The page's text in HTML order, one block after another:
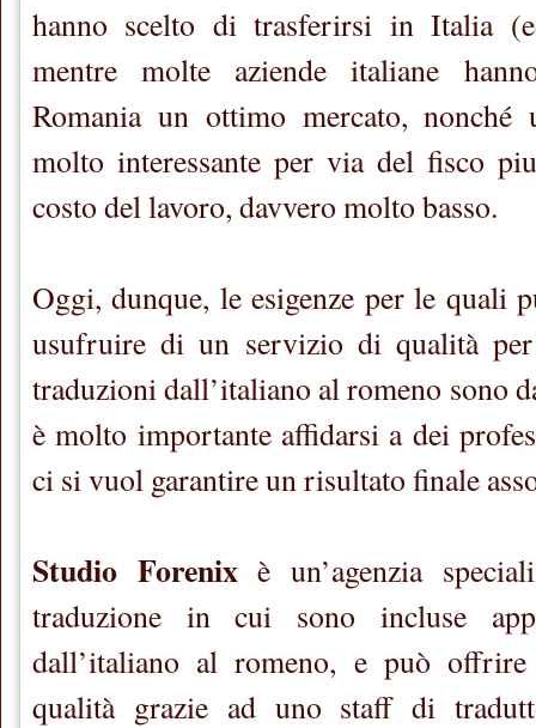
hanno scelto di trasferirsi in Italia
mentre molte aziende italiane
Romania un ottimo mercato, nonché
molto interessante per via del fisco
costo del lavoro, davvero molto basso.
Oggi, dunque, le esigenze per le quali
usufruire di un servizio di qualità
traduzioni dall’italiano al romeno sono
è molto importante affidarsi a dei
ci si vuol garantire un risultato finale
Studio Forenixè un’agenzia
traduzione in cui sono incluse
dall’italiano al romeno, e può
qualità grazie ad uno staff di